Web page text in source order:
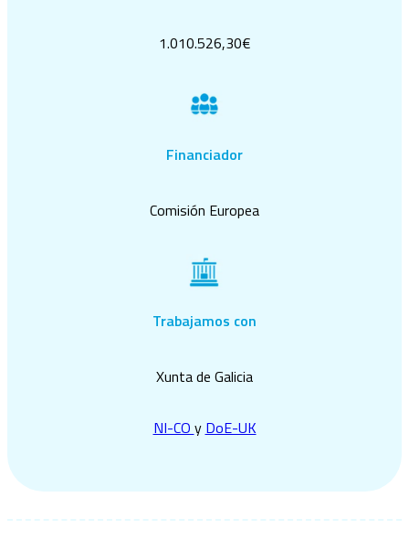
1.010.526,30€
Financiador
Comisión Europea
Trabajamos con
Xunta de Galicia
NI-CO y DoE-UK